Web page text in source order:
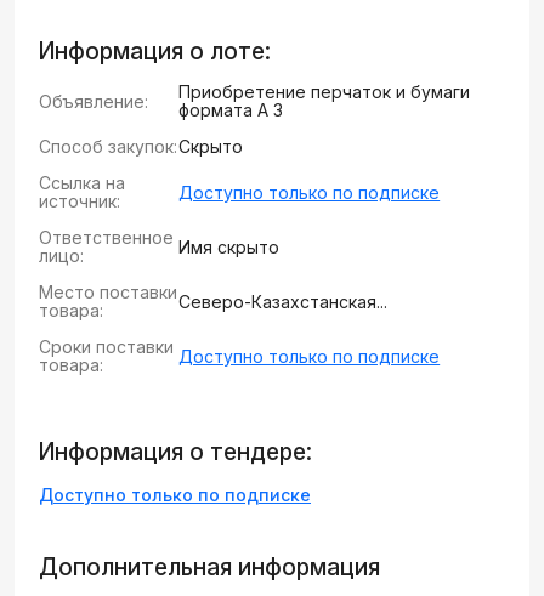
Информация о лоте:
Объявление:
Приобретение перчаток и бумаги
формата А 3
Способ закупок:Скрыто
Ссылка на
источник:
Доступно только по подписке
Ответственное
лицо:
Имя скрыто
Место поставки
товара:
Северо-Казахстанская...
Сроки поставки
товара:
Доступно только по подписке
Информация о тендере:
Доступно только по подписке
Дополнительная информация